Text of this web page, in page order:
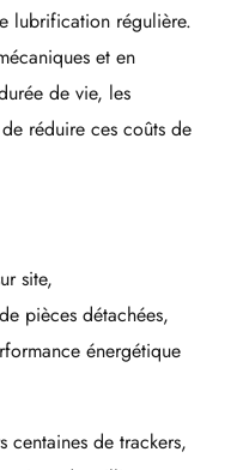
lubrification régulière.
et en
de vie, les
réduire ces coûts de
site,
pièces détachées,
énergétique
centaines de trackers,